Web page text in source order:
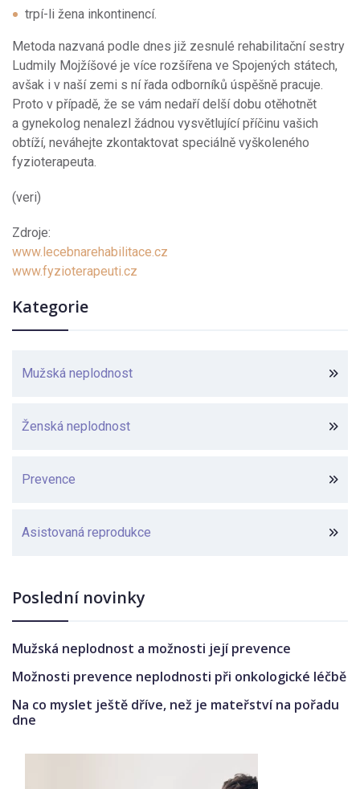
trpí-li žena inkontinencí.
Metoda nazvaná podle dnes již zesnulé rehabilitační sestry
Ludmily Mojžíšové je více rozšířena ve Spojených státech,
avšak i v naší zemi s ní řada odborníků úspěšně pracuje.
Proto v případě, že se vám nedaří delší dobu otěhotnět
a gynekolog nenalezl žádnou vysvětlující příčinu vašich
obtíží, neváhejte zkontaktovat speciálně vyškoleného
fyzioterapeuta.
(veri)
Zdroje:
www.lecebnarehabilitace.cz
www.fyzioterapeuti.cz
Kategorie
Mužská neplodnost
Ženská neplodnost
Prevence
Asistovaná reprodukce
Poslední novinky
Mužská neplodnost a možnosti její prevence
Možnosti prevence neplodnosti při onkologické léčbě
Na co myslet ještě dříve, než je mateřství na pořadu
dne